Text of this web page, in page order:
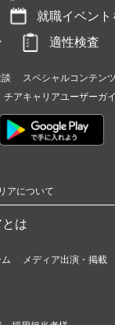
就職イベント
適性検査
スペシャルコンテンツ
チアキャリアユーザーガ
アについて
は
メディア出演・掲載